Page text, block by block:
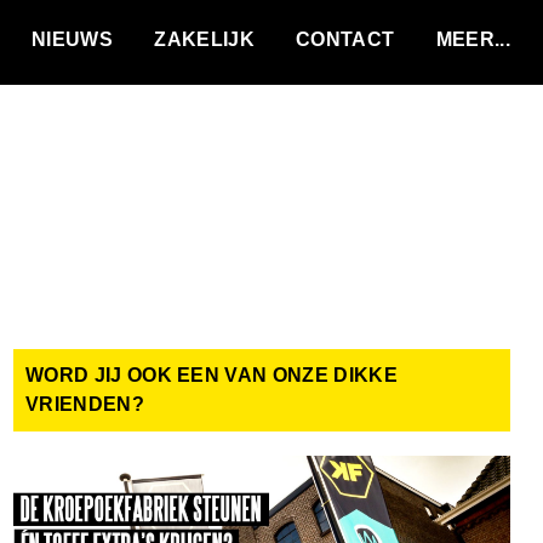
NIEUWS ZAKELIJK CONTACT
WORD JIJ OOK EEN VAN ONZE DIKKE
VRIENDEN?